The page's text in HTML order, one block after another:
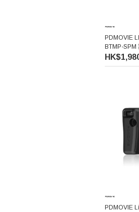
PDMOVIE
BTMP-SPM
PDMOVIE